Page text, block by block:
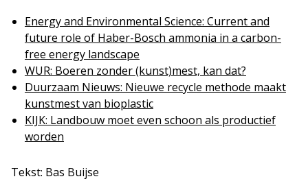
Energy and Environmental Science: Current and
future role of Haber-Bosch ammonia in a carbon-
free energy landscape
WUR: Boeren zonder (kunst)mest, kan dat?
Duurzaam Nieuws: Nieuwe recycle methode maakt
kunstmest van bioplastic
KIJK: Landbouw moet even schoon als productief
worden
Tekst: Bas Buijse